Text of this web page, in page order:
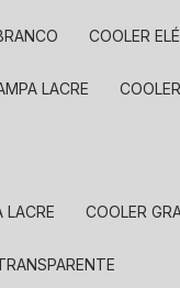
COOLER
LACRE
LACRE COOLER